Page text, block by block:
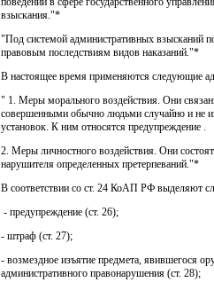
взыскания."*
"Под системой административных взысканий
правовым последствиям видов наказаний."*
В настоящее время применяются следующие
" 1. Меры морального воздействия. Они
совершенными обычно людьми случайно и не
установок. К ним относятся предупреждение .
2. Меры личностного воздействия. Они
нарушителя определенных претерпеваний."*
В соответствии со ст. 24 КоАП РФ выделяют
- предупреждение (ст. 26);
- штраф (ст. 27);
- возмездное изъятие предмета, явившегося
административного правонарушения (ст. 28);